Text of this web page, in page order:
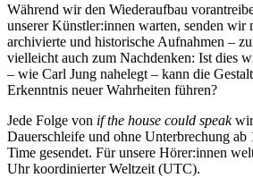
Während wir den Wiederaufbau
unserer Künstler:innen warten, senden wir
archivierte und historische Aufnahmen –
vielleicht auch zum Nachdenken: Ist dies
– wie Carl Jung nahelegt – kann die
Erkenntnis neuer Wahrheiten führen?
Jede Folge von if the house could speak
Dauerschleife und ohne Unterbrechung
Time gesendet. Für unsere Hörer:innen
Uhr koordinierter Weltzeit (UTC).